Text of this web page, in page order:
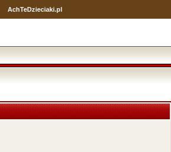
AchTeDzieciaki.pl